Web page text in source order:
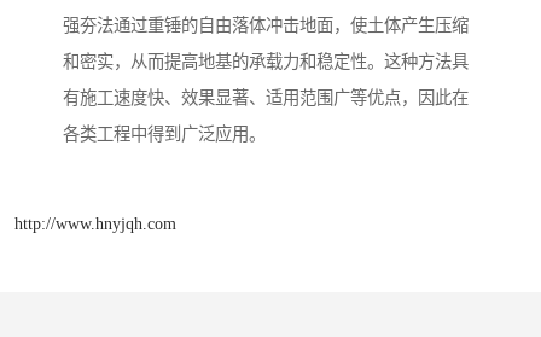
强夯法通过重锤的自由落体冲击地面，使土体产生压缩
和密实，从而提高地基的承载力和稳定性。这种方法具
有施工速度快、效果显著、适用范围广等优点，因此在
各类工程中得到广泛应用。
http://www.hnyjqh.com